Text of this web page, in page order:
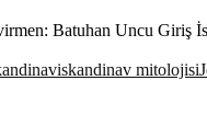
Batuhan Uncu
iskandinav mitolojisi